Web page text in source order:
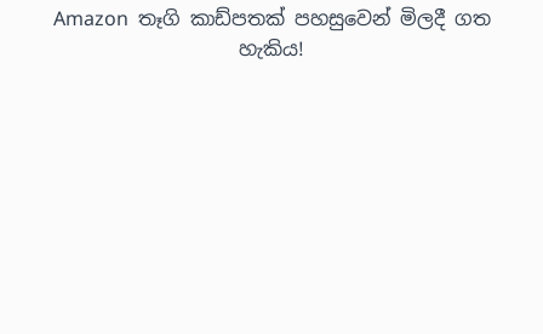
Amazon තෑගි කාඩ්පතක් පහසුවෙන් මිලදී ගත
හැකිය!